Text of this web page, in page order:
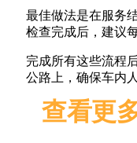
最佳做法是在服务
检查完成后，建议
完成所有这些流程
公路上，确保车内
查看更